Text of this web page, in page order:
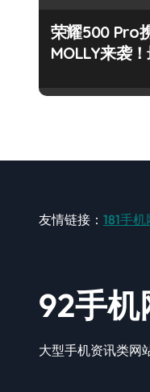
荣耀500 Pro
MOLLY来袭！
友情链接： 181手机
92手机
大型手机资讯类网